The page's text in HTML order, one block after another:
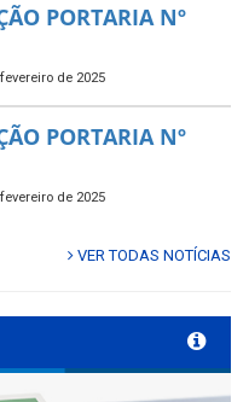
PORTARIA Nº
de 2025
PORTARIA Nº
de 2025
VER TODAS NOTÍCIAS